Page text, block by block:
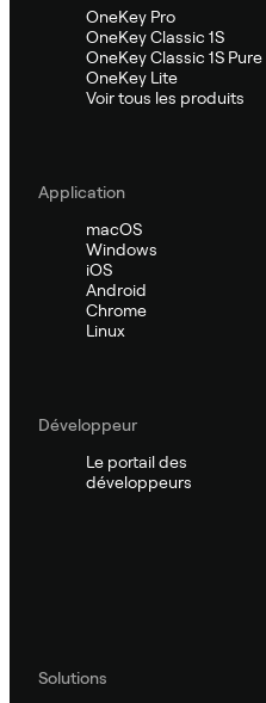
OneKey Pro
OneKey Classic 1S
OneKey Classic 1S Pure
OneKey Lite
Voir tous les produits
Application
macOS
Windows
iOS
Android
Chrome
Linux
Développeur
Le portail des
développeurs
Solutions